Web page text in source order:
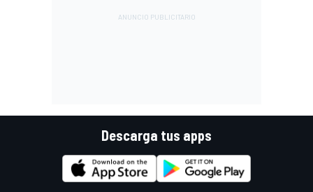
Descarga tus apps